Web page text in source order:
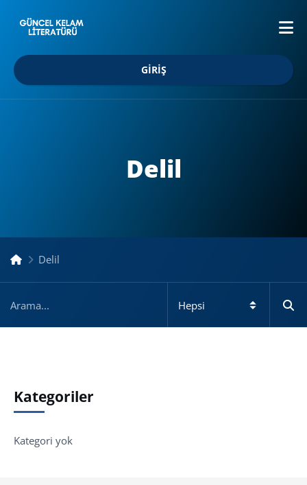
GIRIŞ
Delil
Delil
Kategoriler
Kategori yok